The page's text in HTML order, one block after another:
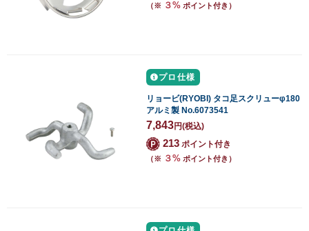
（※ ３% ポイント付き）
プロ仕様
リョービ(RYOBI) タコ足スクリューφ180
アルミ製 No.6073541
7,843円(税込)
213 ポイント付き
（※ ３% ポイント付き）